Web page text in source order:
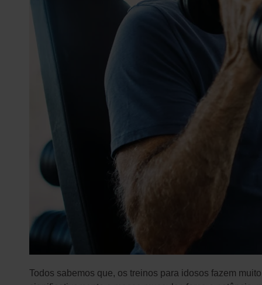
Todos sabemos que, os treinos para idosos fazem